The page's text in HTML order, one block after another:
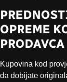
OPREME
PRODAVCA
Kupovina kod
da dobijate